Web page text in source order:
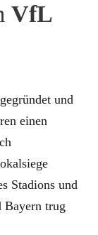
VfL
und
einen
Stadions und
Bayern trug